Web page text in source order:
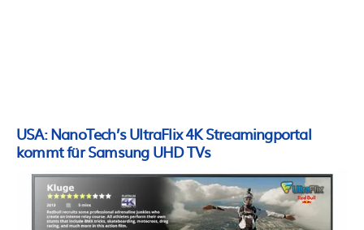
USA: NanoTech’s UltraFlix 4K Streamingportal
kommt für Samsung UHD TVs